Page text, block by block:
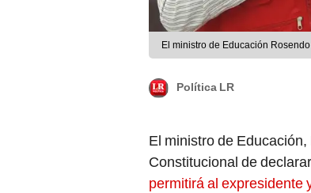
El ministro de Educación
Política LR
El ministro de Educación,
Constitucional de
permitirá al expresidente